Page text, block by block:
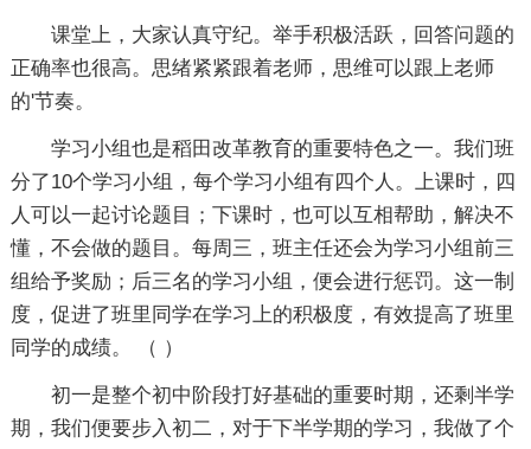
课堂上，大家认真守纪。举手积极活跃，回答问题的
正确率也很高。思绪紧紧跟着老师，思维可以跟上老师
的'节奏。
学习小组也是稻田改革教育的重要特色之一。我们班
分了10个学习小组，每个学习小组有四个人。上课时，四
人可以一起讨论题目；下课时，也可以互相帮助，解决不
懂，不会做的题目。每周三，班主任还会为学习小组前三
组给予奖励；后三名的学习小组，便会进行惩罚。这一制
度，促进了班里同学在学习上的积极度，有效提高了班里
同学的成绩。 （ ）
初一是整个初中阶段打好基础的重要时期，还剩半学
期，我们便要步入初二，对于下半学期的学习，我做了个